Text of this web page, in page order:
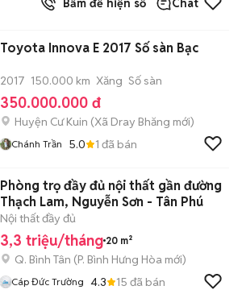
Bấm để hiện số Chat
Toyota Innova E 2017 Số sàn Bạc
2017 150.000 km Xăng Số sàn
350.000.000 đ
Huyện Cư Kuin (Xã Dray Bhăng mới)
Chánh Trần 5.0 1 đã bán
Phòng trọ đầy đủ nội thất gần đường
Thạch Lam, Nguyễn Sơn - Tân Phú
Nội thất đầy đủ
3,3 triệu/tháng 20 m²
Q. Bình Tân (P. Bình Hưng Hòa mới)
Cáp Đức Trường 4.3 15 đã bán